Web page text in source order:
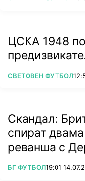
ЦСКА 1948
ПОВЕЧЕ ОТ
СВЕТОВЕН ФУТБОЛ
Скандал:
спират
реванша с
ПОВЕЧЕ ОТ
БГ ФУТБОЛ19:01